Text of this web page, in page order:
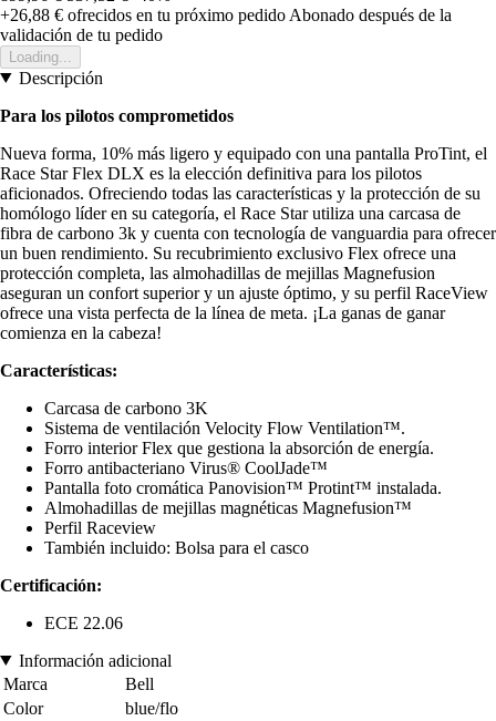
+26,88 € ofrecidos en tu próximo pedido Abonado después de la
validación de tu pedido
Loading...
Descripción
Para los pilotos comprometidos
Nueva forma, 10% más ligero y equipado con una pantalla ProTint, el
Race Star Flex DLX es la elección definitiva para los pilotos
aficionados. Ofreciendo todas las características y la protección de su
homólogo líder en su categoría, el Race Star utiliza una carcasa de
fibra de carbono 3k y cuenta con tecnología de vanguardia para ofrecer
un buen rendimiento. Su recubrimiento exclusivo Flex ofrece una
protección completa, las almohadillas de mejillas Magnefusion
aseguran un confort superior y un ajuste óptimo, y su perfil RaceView
ofrece una vista perfecta de la línea de meta. ¡La ganas de ganar
comienza en la cabeza!
Características:
Carcasa de carbono 3K
Sistema de ventilación Velocity Flow Ventilation™.
Forro interior Flex que gestiona la absorción de energía.
Forro antibacteriano Virus® CoolJade™
Pantalla foto cromática Panovision™ Protint™ instalada.
Almohadillas de mejillas magnéticas Magnefusion™
Perfil Raceview
También incluido: Bolsa para el casco
Certificación:
ECE 22.06
Información adicional
Marca
Bell
Color
blue/flo